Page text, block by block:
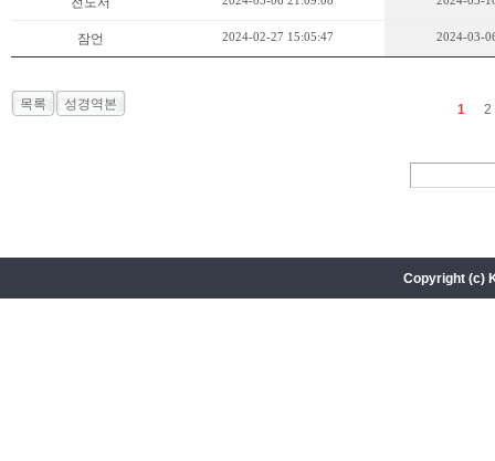
잠언 2024-02-27 15:05:47 2024-03-
목록 성경역본 1 2
Copyright (c)